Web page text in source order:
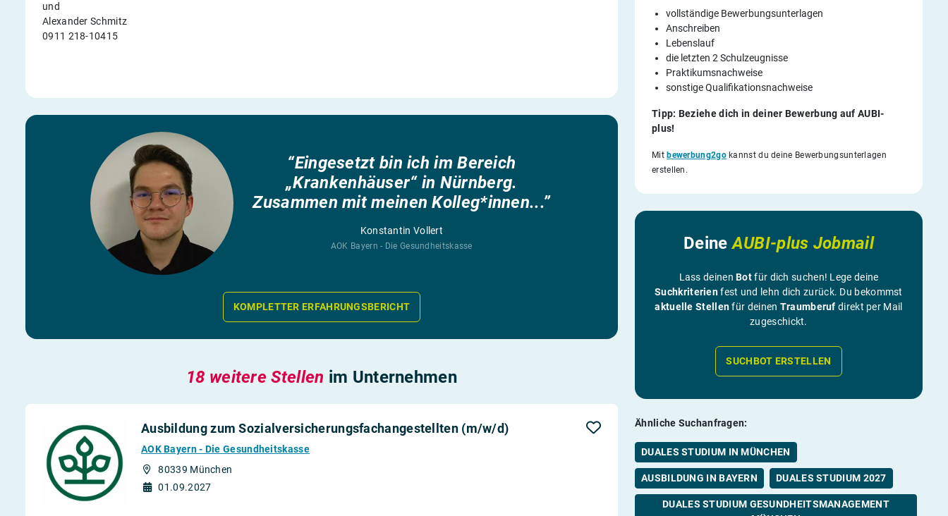
und
Alexander Schmitz
0911 218-10415
vollständige Bewerbungsunterlagen
Anschreiben
Lebenslauf
die letzten 2 Schulzeugnisse
Praktikumsnachweise
sonstige Qualifikationsnachweise
Tipp: Beziehe dich in deiner Bewerbung auf AUBI-
plus!
Mitbewerbung2gokannst du deine Bewerbungsunterlagen
erstellen.
DeineAUBI-plus Jobmail
Lass deinenBotfür dich suchen! Lege deine
Suchkriterienfest und lehn dich zurück. Du bekommst
aktuelle Stellenfür deinen Traumberuf direkt per Mail
zugeschickt.
SUCHBOT ERSTELLEN
Ähnliche Suchanfragen:
DUALES STUDIUM IN MÜNCHEN
AUSBILDUNG IN BAYERN DUALES STUDIUM 2027
DUALES STUDIUM GESUNDHEITSMANAGEMENT
“Eingesetzt bin ich im Bereich
„Krankenhäuser“ in Nürnberg.
Zusammen mit meinen Kolleg*innen...”
Konstantin Vollert
AOK Bayern - Die Gesundheitskasse
KOMPLETTER ERFAHRUNGSBERICHT
18 weitere Stellen im Unternehmen
Ausbildung zum Sozialversicherungsfachangestellten (m/w/d)
AOK Bayern - Die Gesundheitskasse
80339 München
01.09.2027